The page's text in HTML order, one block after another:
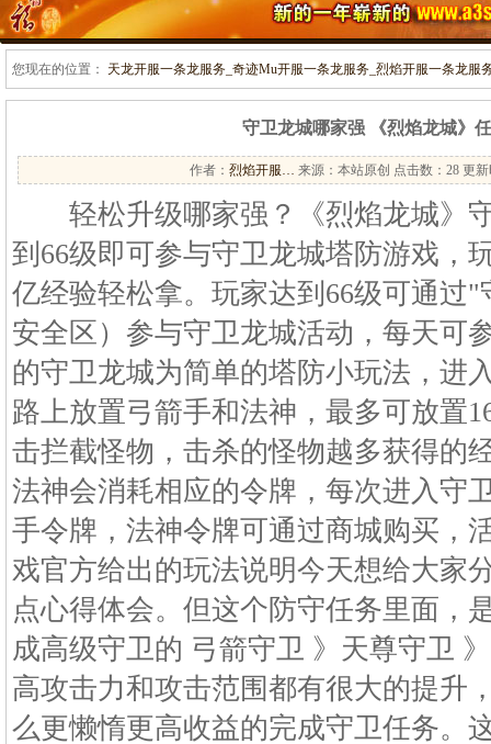
您现在的位置： 天龙开服一条龙服务_奇迹Mu开服一条龙服务_烈焰开服一条龙服
守卫龙城哪家强 《烈焰龙城》
作者： 烈焰开服… 来源：本站原创 点击数： 28 更新
轻松升级哪家强？《烈焰龙城》
到66级即可参与守卫龙城塔防游戏，
亿经验轻松拿。玩家达到66级可通过
安全区）参与守卫龙城活动，每天可
的守卫龙城为简单的塔防小玩法，进
路上放置弓箭手和法神，最多可放置
击拦截怪物，击杀的怪物越多获得的
法神会消耗相应的令牌，每次进入守
手令牌，法神令牌可通过商城购买，
戏官方给出的玩法说明今天想给大家
点心得体会。但这个防守任务里面，
成高级守卫的 弓箭守卫 》天尊守卫
高攻击力和攻击范围都有很大的提升
么更懒惰更高收益的完成守卫任务。